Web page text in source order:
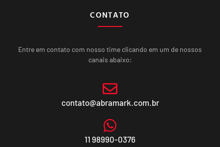
CONTATO
Entre em contato com nosso time clicando em um de nossos
canais abaixo:
contato@abramark.com.br
11 98990-0376